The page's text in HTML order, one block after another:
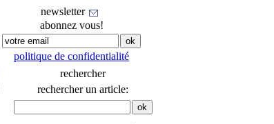
newsletter
abonnez vous!
politique de confidentialité
rechercher
rechercher un article: